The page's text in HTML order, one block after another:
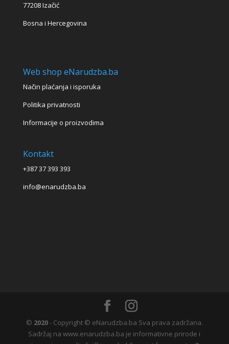
77208 Izačić
Bosna i Hercegovina
Web shop eNarudzba.ba
Način plaćanja i isporuka
Politika privatnosti
Informacije o proizvodima
Kontakt
+387 37 393 393
info@enarudzba.ba
© 2020- Copyright © eNarudzba.ba Sva prava zadržana.
Sadržaj na www.enarudzba.ba je informativne prirode i